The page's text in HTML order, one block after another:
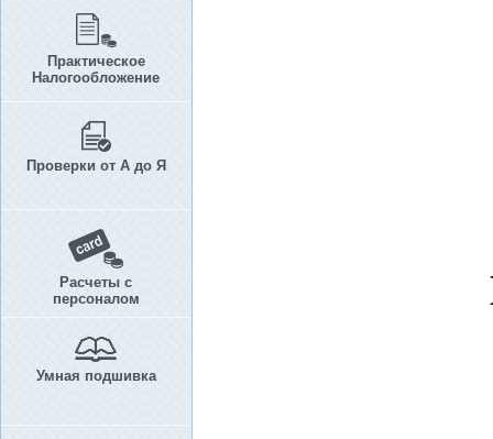
Практическое
Налогообложение
Проверки от А до Я
Расчеты с
персоналом
Умная подшивка